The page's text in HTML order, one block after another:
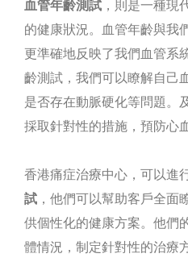
血管年齡測試 ，則是一種現
的健康狀況。血管年齡與我
更準確地反映了我們血管系
齡測試，我們可以瞭解自己
是否存在動脈硬化等問題。
採取針對性的措施，預防心
香港痛症治療中心，可以進
試 ，他們可以幫助客戶全面
供個性化的健康方案。他們
體情況，制定針對性的治療